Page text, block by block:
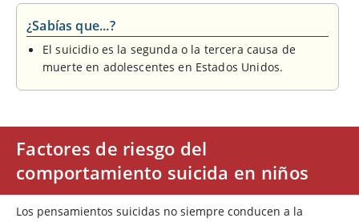
¿Sabías que...?
El suicidio es la segunda o la tercera causa de
muerte en adolescentes en Estados Unidos.
Factores de riesgo del
comportamiento suicida en niños
Los pensamientos suicidas no siempre conducen a la